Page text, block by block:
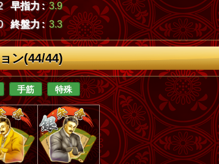
早指力 : 3.9
終盤力 : 3.3
ン(44/44)
手筋 特殊